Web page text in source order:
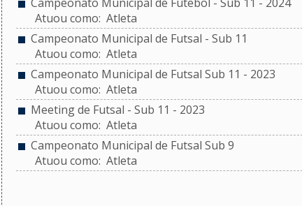
Atuou como: Atleta
Campeonato Municipal de Futsal - Sub 11
Atuou como: Atleta
Campeonato Municipal de Futsal Sub 11 - 2023
Atuou como: Atleta
Meeting de Futsal - Sub 11 - 2023
Atuou como: Atleta
Campeonato Municipal de Futsal Sub 9
Atuou como: Atleta